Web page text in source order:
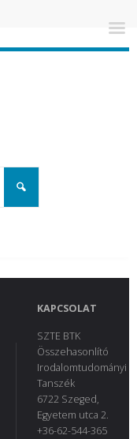
KAPCSOLAT
SZTE BTK
Összehasonlító
Irodalomtudományi
Tanszék
6722 Szeged,
Egyetem utca 2.
+36-62-544-365